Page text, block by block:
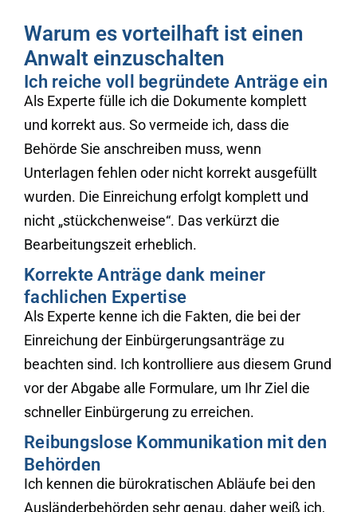
Warum es vorteilhaft ist einen
Anwalt einzuschalten
Ich reiche voll begründete Anträge ein
Als Experte fülle ich die Dokumente komplett
und korrekt aus. So vermeide ich, dass die
Behörde Sie anschreiben muss, wenn
Unterlagen fehlen oder nicht korrekt ausgefüllt
wurden. Die Einreichung erfolgt komplett und
nicht „stückchenweise“. Das verkürzt die
Bearbeitungszeit erheblich.
Korrekte Anträge dank meiner
fachlichen Expertise
Als Experte kenne ich die Fakten, die bei der
Einreichung der Einbürgerungsanträge zu
beachten sind. Ich kontrolliere aus diesem Grund
vor der Abgabe alle Formulare, um Ihr Ziel die
schneller Einbürgerung zu erreichen.
Reibungslose Kommunikation mit den
Behörden
Ich kennen die bürokratischen Abläufe bei den
Ausländerbehörden sehr genau, daher weiß ich,